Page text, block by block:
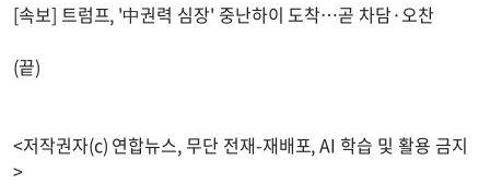
[속보] 트럼프, '中권력 심장' 중난하이 도착…곧 차담·오찬
(끝)
<저작권자(c) 연합뉴스, 무단 전재-재배포, AI 학습 및 활용 금지
>